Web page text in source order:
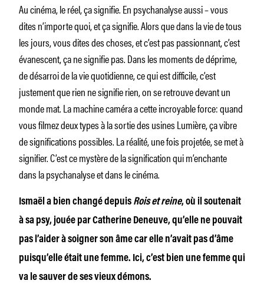
Au cinéma, le réel, ça signifie. En psychanalyse aussi – vous
dites n’importe quoi, et ça signifie. Alors que dans la vie de tous
les jours, vous dites des choses, et c’est pas passionnant, c’est
évanescent, ça ne signifie pas. Dans les moments de déprime,
de désarroi de la vie quotidienne, ce qui est difficile, c’est
justement que rien ne signifie rien, on se retrouve devant un
monde mat. La machine caméra a cette incroyable force: quand
vous filmez deux types à la sortie des usines Lumière, ça vibre
de significations possibles. La réalité, une fois projetée, se met à
signifier. C’est ce mystère de la signification qui m’enchante
dans la psychanalyse et dans le cinéma.
Ismaël a bien changé depuis Rois et reine, où il soutenait
à sa psy, jouée par Catherine Deneuve, qu’elle ne pouvait
pas l’aider à soigner son âme car elle n’avait pas d’âme
puisqu’elle était une femme. Ici, c’est bien une femme qui
va le sauver de ses vieux démons.